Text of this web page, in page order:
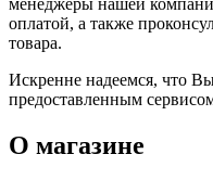
оплатой, а также
товара.
Искренне надеемся, что
предоставленным
О магазине